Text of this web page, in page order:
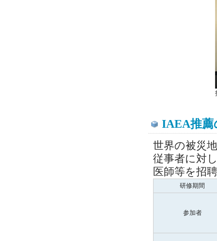
IAEA推薦
世界の被災
従事者に対
医師等を招
研修期間
参加者